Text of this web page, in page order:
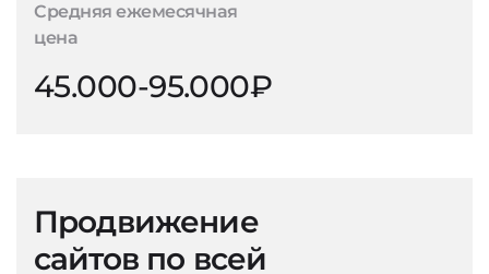
Средняя ежемесячная
цена
45.000-95.000₽
Продвижение
сайтов по всей